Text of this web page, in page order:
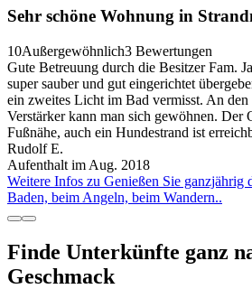
Sehr schöne Wohnung in
10Außergewöhnlich3 Bewertungen
Gute Betreuung durch die Besitzer Fam.
super sauber und gut eingerichtet
ein zweites Licht im Bad vermisst. An den
Verstärker kann man sich gewöhnen. Der
Fußnähe, auch ein Hundestrand ist
Rudolf E.
Aufenthalt im Aug. 2018
Weitere Infos zu Genießen Sie ganzjährig
Baden, beim Angeln, beim Wandern..
Finde Unterkünfte ganz
Geschmack